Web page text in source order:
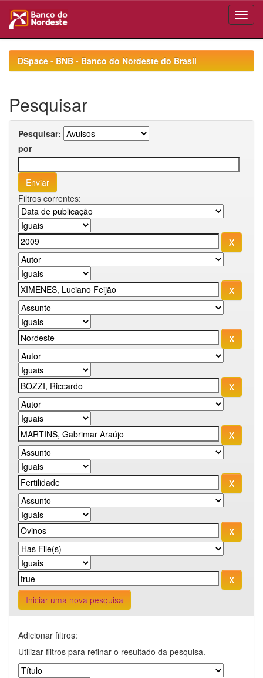
navigationDSpace - BNB - Banco do Nordeste do Brasil
Pesquisar
Pesquisar:
por
Filtros correntes:
Iniciar uma nova pesquisa
Adicionar filtros:
Utilizar filtros para refinar o resultado da pesquisa.